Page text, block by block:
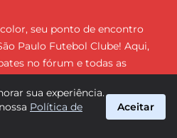
seu ponto de encontro
Paulo Futebol Clube! Aqui,
no fórum e todas as
apaixonada pelo
#1Soberano
sua experiência.
Política de
Aceitar